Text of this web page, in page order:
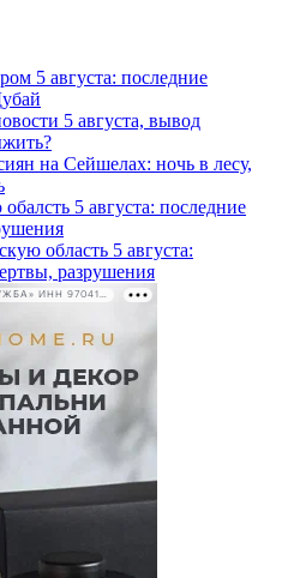
5 августа: последние
5 августа, вывод
на Сейшелах: ночь в лесу,
5 августа: последние
область 5 августа:
разрушения
РЕКЛАМА • ООО «ДРУЖБА» ИНН 9704146411